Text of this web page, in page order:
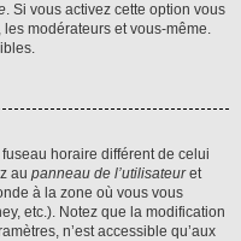
. Si vous activez cette option vous
modérateurs et vous-même.
fuseau horaire différent de celui
au panneau de l’utilisateuret
à la zone où vous vous
etc.). Notez que la modification
n’est accessible qu’aux